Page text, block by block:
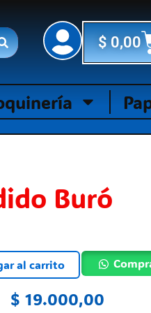
$0,00
Buró
$ 19.000,00
al carrito